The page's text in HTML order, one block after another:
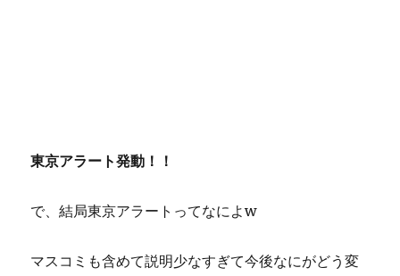
東京アラート発動！！
で、結局東京アラートってなによw
マスコミも含めて説明少なすぎて今後なにがどう変